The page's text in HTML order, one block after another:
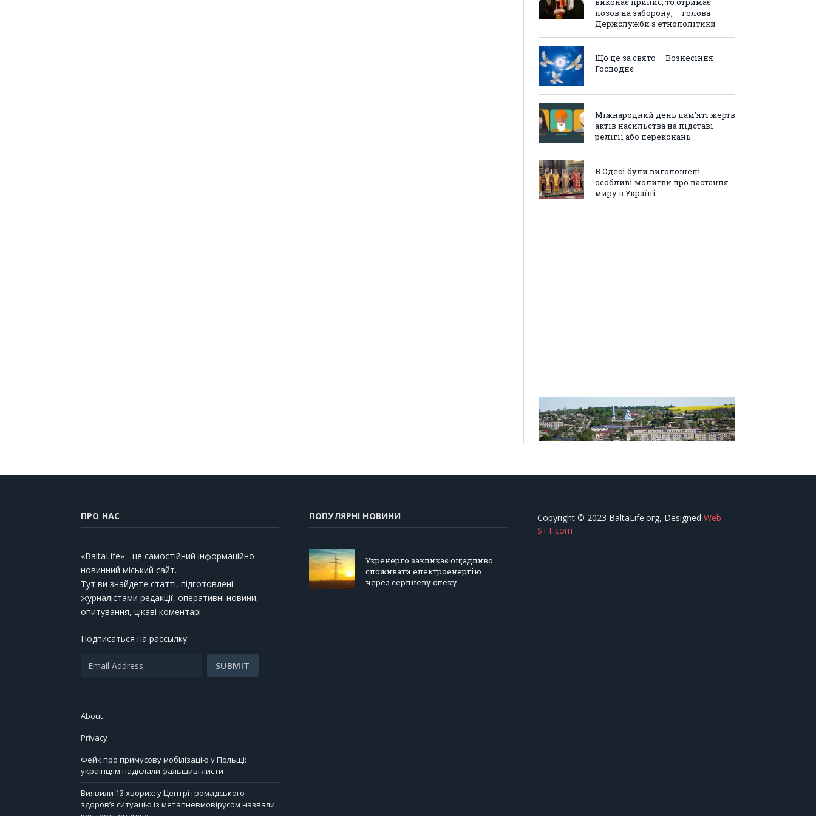
позов на заборону, – голова
Держслужби з етнополітики
Що це за свято — Вознесіння
Господнє
Міжнародний день пам’яті жертв
актів насильства на підставі
релігії або переконань
В Одесі були виголошені
особливі молитви про настання
миру в Україні
ПРО НАС
«BaltaLife» - це самостійний інформаційно-
новинний міський сайт.
Тут ви знайдете статті, підготовлені
журналістами редакції, оперативні новини,
опитування, цікаві коментарі.
Подписаться на рассылку:
ПОПУЛЯРНІ НОВИНИ
Укренерго закликає ощадливо
споживати електроенергію
через серпневу спеку
Copyright © 2023 BaltaLife.org, Designed Web-
STT.com
About
Privacy
Фейк про примусову мобілізацію у Польщі:
українцям надіслали фальшиві листи
Виявили 13 хворих: у Центрі громадського
здоров’я ситуацію із метапневмовірусом назвали